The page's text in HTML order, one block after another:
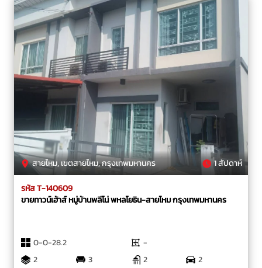
สายไหม, เขตสายไหม, กรุงเทพมหานคร 1 สัปดาห์
รหัส T-140609
ขายทาวน์เฮ้าส์ หมู่บ้านพลีโน่ พหลโยธิน-สายไหม กรุงเทพมหานคร
0-0-28.2
-
2
3 2 2